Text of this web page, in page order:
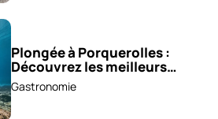
Plongée à Porquerolles :
Découvrez les meilleurs
spots !
Gastronomie